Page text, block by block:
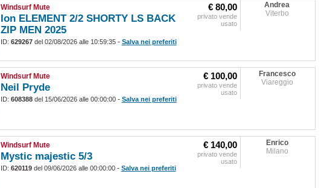
Windsurf Mute
Ion ELEMENT 2/2 SHORTY LS BACK
ZIP MEN 2025
ID: 629267del 02/08/2026 alle 10:59:35- Salva nei preferiti
€ 80,00
privato vende
usato
Andrea
Viterbo
Windsurf Mute
Neil Pryde
ID: 608388del 15/06/2026 alle 00:00:00- Salva nei preferiti
€ 100,00
privato vende
usato
Francesco
Viareggio
Windsurf Mute
Mystic majestic 5/3
ID: 620119del 09/06/2026 alle 00:00:00- Salva nei preferiti
€ 140,00
privato vende
usato
Enrico
Milano